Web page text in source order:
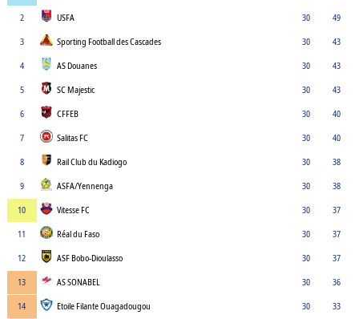
2
USFA 30
49
3
Sporting Football des Cascades 30
43
4
AS Douanes 30
43
5
SC Majestic 30
43
6
CFFEB 30
40
7
Salitas FC 30
40
8
Rail Club du Kadiogo 30
38
9
ASFA/Yennenga 30
38
10
Vitesse FC 30
37
11
Réal du Faso 30
37
12
ASF Bobo-Dioulasso 30
37
13
AS SONABEL 30
36
14
Etoile Filante Ouagadougou 30
33